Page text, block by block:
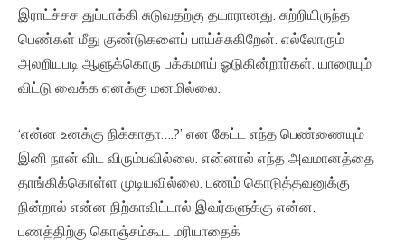
இராட்ச்சச துப்பாக்கி சுடுவதற்கு தயாரானது. சுற்றியிருந்த
பெண்கள் மீது குண்டுகளைப் பாய்ச்சுகிறேன். எல்லோரும்
அலறியபடி ஆளுக்கொரு பக்கமாய் ஓடுகின்றார்கள். யாரையும்
விட்டு வைக்க எனக்கு மனமில்லை.
‘என்ன உனக்கு நிக்காதா….?’ என கேட்ட எந்த பெண்ணையும்
இனி நான் விட விரும்பவில்லை. என்னால் எந்த அவமானத்தை
தாங்கிக்கொள்ள முடியவில்லை. பணம் கொடுத்தவனுக்கு
நின்றால் என்ன நிற்காவிட்டால் இவர்களுக்கு என்ன.
பணத்திற்கு கொஞ்சம்கூட மரியாதைக்